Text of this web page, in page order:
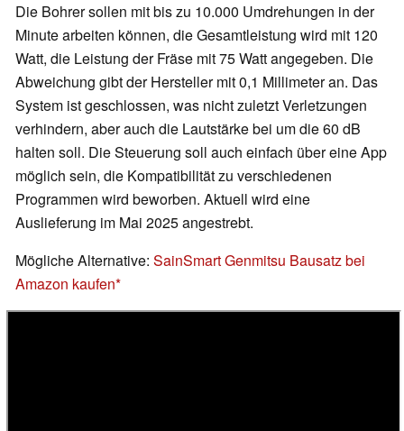
Die Bohrer sollen mit bis zu 10.000 Umdrehungen in der
Minute arbeiten können, die Gesamtleistung wird mit 120
Watt, die Leistung der Fräse mit 75 Watt angegeben. Die
Abweichung gibt der Hersteller mit 0,1 Millimeter an. Das
System ist geschlossen, was nicht zuletzt Verletzungen
verhindern, aber auch die Lautstärke bei um die 60 dB
halten soll. Die Steuerung soll auch einfach über eine App
möglich sein, die Kompatibilität zu verschiedenen
Programmen wird beworben. Aktuell wird eine
Auslieferung im Mai 2025 angestrebt.
Mögliche Alternative: SainSmart Genmitsu Bausatz bei
Amazon kaufen